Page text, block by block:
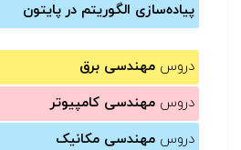
پیاده‌سازی الگوریتم در پایتون
دروس مهندسی برق
دروس مهندسی کامپیوتر
دروس مهندسی مکانیک